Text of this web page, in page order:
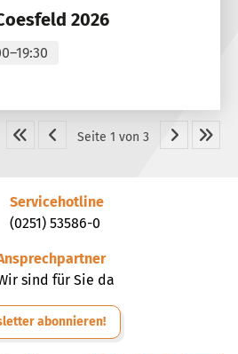
2026
Seite 1 von 3
Servicehotline
(0251) 53586-0
sind für Sie da
abonnieren!